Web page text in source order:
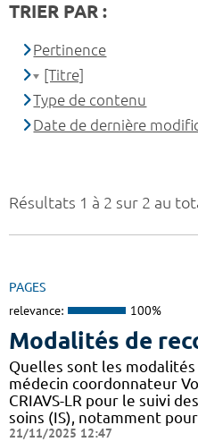
Résultats 1 à 2 sur 2 au
PAGES
relevance: 100%
Modalités de
Quelles sont les modalités
médecin coordonnateur
CRIAVS-LR pour le suivi
soins (IS), notamment
21/11/2025 12:47
TRIER PAR :
Pertinence
[Titre]
Type de contenu
Date de dernière